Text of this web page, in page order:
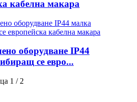
кабелна макара
оборудване IP44
се евро...
1 / 2